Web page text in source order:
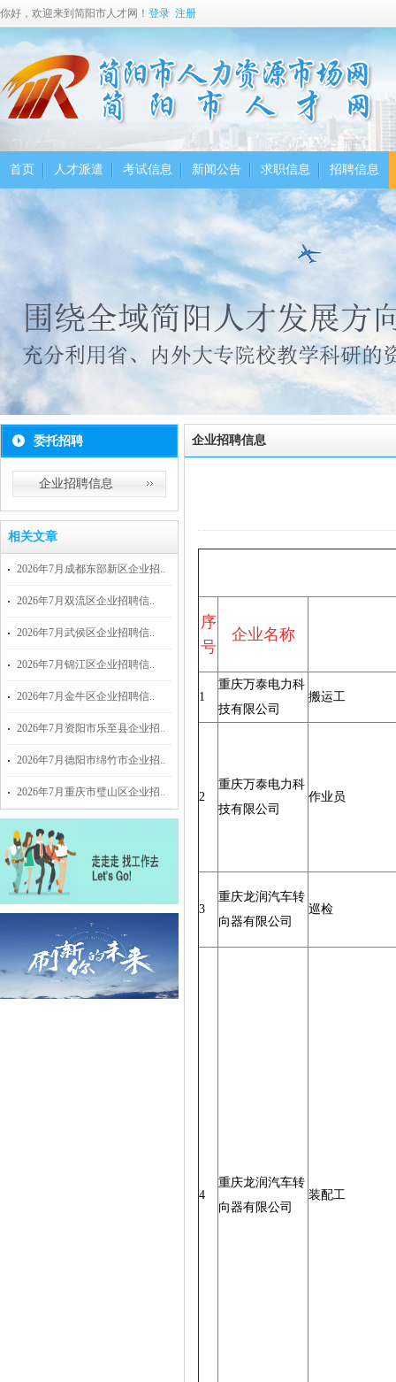
你好，欢迎来到简阳市人才网！ 登录 注册
首页 人才派遣 考试信息 新闻公告 求职信息 招聘信息
委托招聘
企业招聘信息
相关文章
2026年7月成都东部新区企业招..
2026年7月双流区企业招聘信..
2026年7月武侯区企业招聘信..
2026年7月锦江区企业招聘信..
2026年7月金牛区企业招聘信..
2026年7月资阳市乐至县企业招..
2026年7月德阳市绵竹市企业招..
2026年7月重庆市璧山区企业招..
企业招聘信息
序
号
企业名称
1
重庆万泰电力科
技有限公司
搬运工
2
重庆万泰电力科
技有限公司
作业员
3
重庆龙润汽车转
向器有限公司
巡检
4
重庆龙润汽车转
向器有限公司
装配工